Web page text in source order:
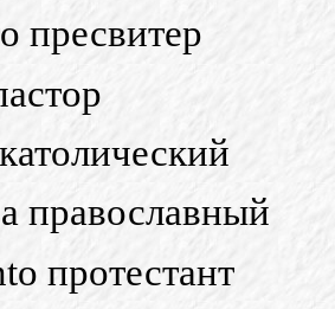
пресвитер
православный
протестант